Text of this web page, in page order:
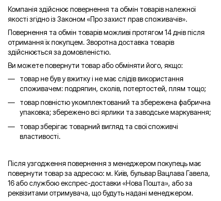
Компанія здійснює повернення та обмін товарів належної
якості згідно із Законом «Про захист прав споживачів».
Повернення та обмін товарів можливі протягом 14 днів після
отримання їх покупцем. Зворотна доставка товарів
здійснюється за домовленістю.
Ви можете повернути товар або обміняти його, якщо:
товар не був у вжитку і не має слідів використання
споживачем: подряпин, сколів, потертостей, плям тощо;
товар повністю укомплектований та збережена фабрична
упаковка; збережено всі ярлики та заводське маркування;
товар зберігає товарний вигляд та свої споживчі
властивості.
Після узгодження повернення з менеджером покупець має
повернути товар за адресою: м. Київ, бульвар Вацлава Гавела,
16 або службою експрес-доставки «Нова Пошта», або за
реквізитами отримувача, що будуть надані менеджером.